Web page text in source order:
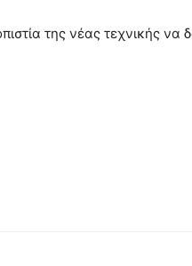
της νέας τεχνικής να